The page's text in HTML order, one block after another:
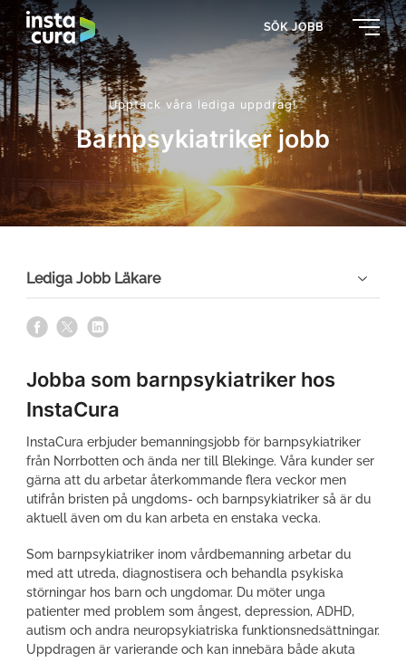
SÖK JOBB
Upptäck våra lediga uppdrag!
Barnpsykiatriker jobb
Lediga Jobb Läkare
s
a
r
e
n
f
a
c
e
o
o
k
s
a
r
e
n
x
s
r
e
n
l
i
n
k
d
i
n
Jobba som barnpsykiatriker hos
InstaCura
InstaCura erbjuder bemanningsjobb för barnpsykiatriker
från Norrbotten och ända ner till Blekinge. Våra kunder ser
gärna att du arbetar återkommande flera veckor men
utifrån bristen på ungdoms- och barnpsykiatriker så är du
aktuell även om du kan arbeta en enstaka vecka.
Som barnpsykiatriker inom vårdbemanning arbetar du
med att utreda, diagnostisera och behandla psykiska
störningar hos barn och ungdomar. Du möter unga
patienter med problem som ångest, depression, ADHD,
autism och andra neuropsykiatriska funktionsnedsättningar.
Uppdragen är varierande och kan innebära både akuta